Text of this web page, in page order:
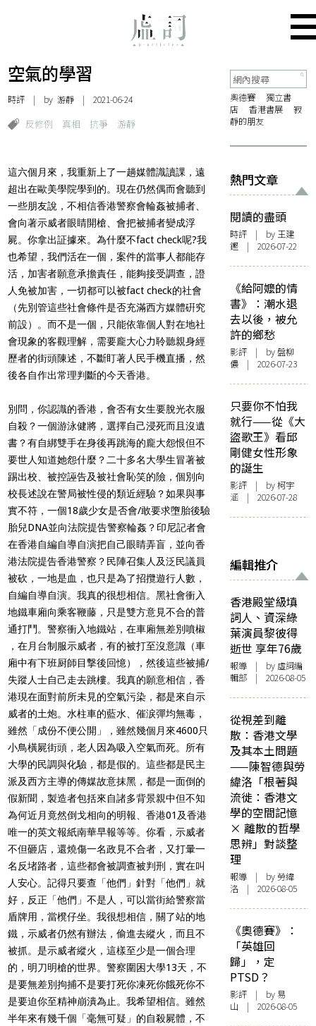
空氣的學習
時評 | by 游靜 | 2021-06-24
反修例 真相 抗爭 游靜
這六個月來，我重新上了一趟媒體識讀課，遠
超出在歐美學院學到的。現在仍然偶而會聽到
一些朋友說，不相信香港警察會輪姦被捕者、
會向著示威者眼睛開槍、會把被捕者變成浮
屍。你拿出証據來。為什麼不fact check呢?我
也希望，我們活在一個，案件的當事人都能存
活， 加害者願意承擔責任，能夠接受調查，證
人免被加害，一切都可以被fact check的社會
（先別管這些社會條件是否充滿西方媒體硏究
前設）。而不是一個，只能依靠個人對在地社
會現象的客觀理解，需要龐大心力聆聽親身經
歷者的街頭陳述，不斷盯著人民手機直播，然
後各自作出常理判斷的今天香港。
別問，你認識的香港，會否有女生要脫光衣服
自殺？一個游泳健將，選擇自己浸死而且沒遺
書？有自綁雙手在身後再跳海的龐大怨恨但不
要世人知道她怨什麼？二十多名大學生冒著被
踢出校、被控誣告及被社會恥笑的險，個別向
校長述說在警局被性侵的類近經驗？如果與事
實不符，一個18歲少女是否會/敢要求墮胎後驗
胎兒DNA並向法院提告警察輪姦？印尼記者會
在香港自編自導自演把自己眼睛弄盲，並向香
港法院提告香港警察？ 民陣召集人及泛民議員
被砍，一地是血，也只是為了招攬遊行人數，
自編自導自演。我真的很想相信。黑社會衝入
地鐵車廂向乘客鞭藤， 只是雙方意見不合的普
通打鬥。警察衝入地鐵站，在車廂無差別噴椒
，在月台制服示威者，有的被打至沒意識（車
廂中有下班厨師目撃後回憶），然後這些被捕/
失蹤人士自己走去跳樓。我真的願意相信，香
港現在面對前所未見的空氣污染，都是來自示
威者的土炮。水柱車的藍水、催涙彈均無毒，
雖然「成份不便公開」，雖然幾個月來4600只
小鳥橫屍街頭，老人因為吸入空氣而死。所有
大學的民調與化驗，都是假的。這些都是民主
派及西方主導的傳媒故意抹黑，都是一面倒的
假新聞，製造者包括來自諸多背景親中但不知
為何近月 竟然倒戈相向的明報、香港01及香港
唯一的英文報紙南華早報等等。你看，示威者
不但砸店，還燒傷一名政見不合者， 又打暈一
名反堵路者，這些都會被調查被判刑，實在叫
人安心。記得只要查「他們」針對「他們」就
好，反正「他們」不是人，可以當街給警察當
盾牌用，當櫈仔坐。我很想相信，關了站的地
鐵，示威者仍然有辦法，偷進去縱火，而且不
被抓。是示威者縱火，這樣至少是一個合理
的，明刀明槍的世界。警察圍困大學13天，不
是要無差別拘捕不是要打死你凍死你餓死你不
是要迫你至精神崩潰為止。我希望相信。雖然
半年來有幾千個「毫無可疑」的自殺屍體，不
奧德賽
獨立書
店
香港書展
寂
靜的朋友
熱門文章
閱讀的盡頭
時評 | by 王建
鏗 | 2026-07-22
《給阿嬤的情
書》：潮水退
去以後，被允
許的鄉愁
影評 | by 盤柳
儂 | 2026-07-23
只要你不怕我
就行——從《大
盜歌王》看邱
剛健女性形象
的誕生
影評 | by 柯宇
涵 | 2026-07-28
編輯推介
香港殿堂級填
詞人、資深綠
葉演員黎彼得
逝世 享年76歲
報導 | by 虛詞編
輯部 | 2026-08-05
從視差到離
散：香港文學
及其本土問題
——陳智德與勞
緯洛「根著與
流徙：香港文
學的空間記憶
× 離散的哲學
思辨」對談整
理
報導 | by 勞緯
洛 | 2026-08-05
《奧德賽》：
「英雄回
歸」，定
PTSD？
影評 | by 易
山 | 2026-08-05